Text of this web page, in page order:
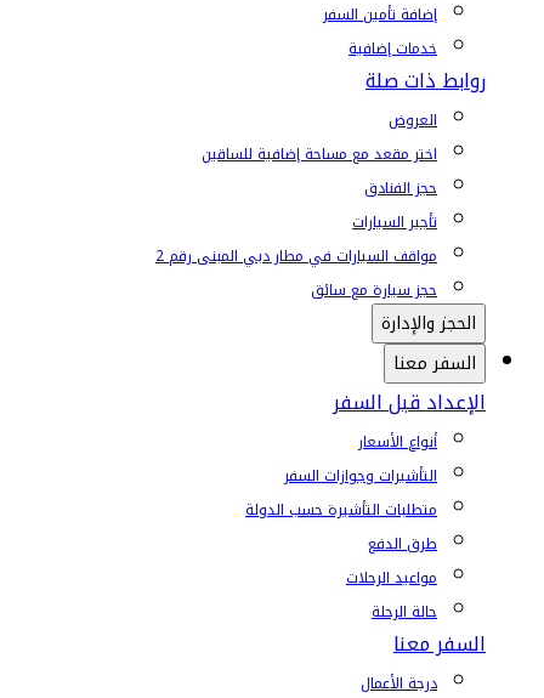
إضافة تأمين السفر
خدمات إضافية
روابط ذات صلة
العروض
اختر مقعد مع مساحة إضافية للساقين
حجز الفنادق
تأجير السيارات
مواقف السيارات في مطار دبي المبنى رقم 2
حجز سيارة مع سائق
الحجز والإدارة
السفر معنا
الإعداد قبل السفر
أنواع الأسعار
التأشيرات وجوازات السفر
متطلبات التأشيرة حسب الدولة
طرق الدفع
مواعيد الرحلات
حالة الرحلة
السفر معنا
درجة الأعمال